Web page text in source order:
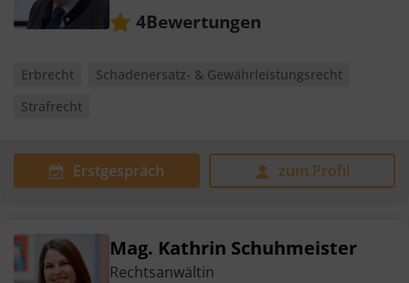
4Bewertungen
Erbrecht
Schadenersatz- & Gewährleistungsrecht
Strafrecht
Erstgespräch zum Profil
Mag. Kathrin Schuhmeister
Rechtsanwältin